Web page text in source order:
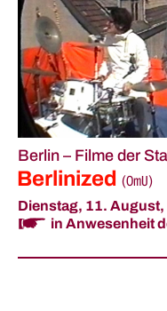
Berlin – Filme der
Berlinized (OmU)
Dienstag, 11. August,
in Anwesenheit